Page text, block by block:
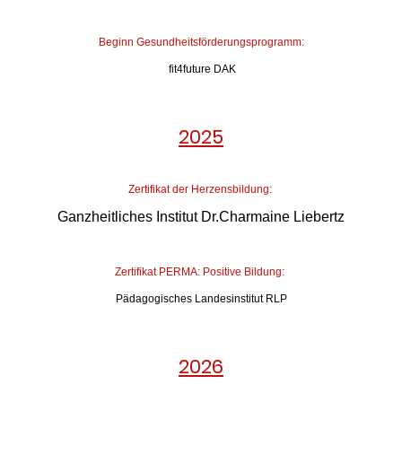
Beginn Gesundheitsförderungsprogramm:
fit4future DAK
2025
Zertifikat der Herzensbildung:
Ganzheitliches Institut Dr.Charmaine Liebertz
Zertifikat PERMA: Positive Bildung:
Pädagogisches Landesinstitut RLP
2026